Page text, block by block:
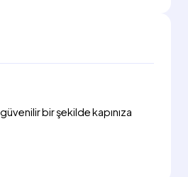
bir şekilde kapınıza